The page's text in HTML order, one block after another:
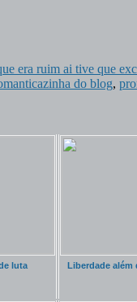
era ruim ai tive que
do blog,
luta Liberdade além